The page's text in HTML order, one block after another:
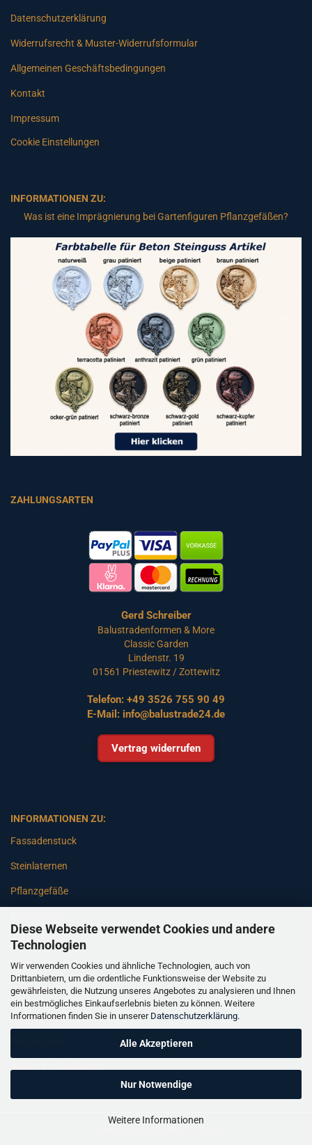
Diese Webseite verwendet Cookies und andere
Technologien
Wir verwenden Cookies und ähnliche Technologien, auch von
Drittanbietern, um die ordentliche Funktionsweise der Website zu
gewährleisten, die Nutzung unseres Angebotes zu analysieren und Ihnen
ein bestmögliches Einkaufserlebnis bieten zu können. Weitere
Informationen finden Sie in unserer Datenschutzerklärung.
Alle Akzeptieren
Nur Notwendige
Weitere Informationen
Datenschutzerklärung
Widerrufsrecht & Muster-Widerrufsformular
Allgemeinen Geschäftsbedingungen
Kontakt
Impressum
Cookie Einstellungen
INFORMATIONEN ZU:
Was ist eine Imprägnierung bei Gartenfiguren Pflanzgefäßen?
ZAHLUNGSARTEN
Gerd Schreiber
Balustradenformen & More
Classic Garden
Lindenstr. 19
01561 Priestewitz / Zottewitz
Telefon: +49 3526 755 90 49
E-Mail: info@balustrade24.de
Vertrag widerrufen
INFORMATIONEN ZU:
Fassadenstuck
Steinlaternen
Pflanzgefäße
Gartenbänke
Pfeiler
Gartenbrunnen
Gartenfiguren